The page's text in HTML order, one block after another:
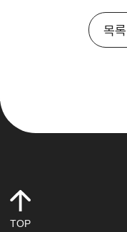
목록
TOP